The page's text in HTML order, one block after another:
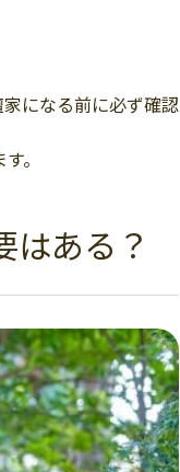
になる前に必ず確認
。
はある？